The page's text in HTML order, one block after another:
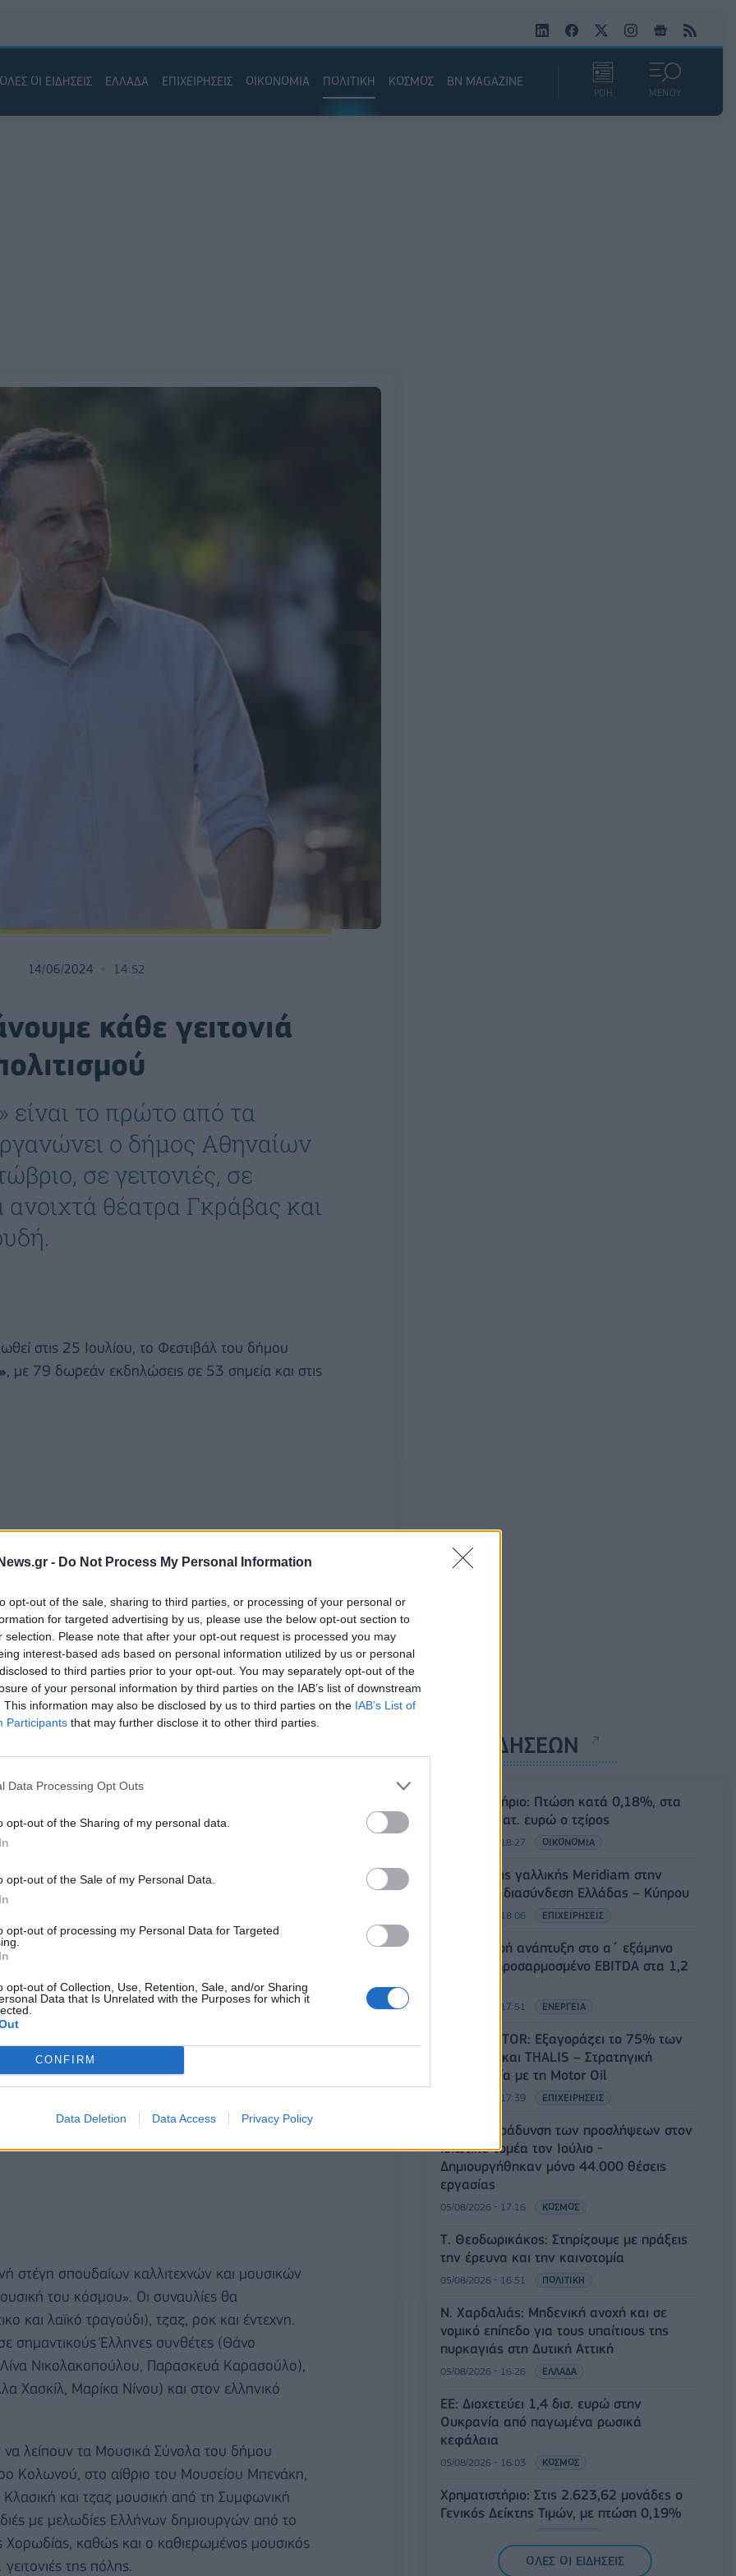
- Do Not Process My Personal Information
opt-out of the sale, sharing to third parties, or processing of your personal or
for targeted advertising by us, please use the below opt-out section to
selection. Please note that after your opt-out request is processed you may
interest-based ads based on personal information utilized by us or personal
to third parties prior to your opt-out. You may separately opt-out of the
of your personal information by third parties on the IAB’s list of downstream
This information may also be disclosed by us to third parties on the IAB’s List of
Participants that may further disclose it to other third parties.
Data Processing Opt Outs
opt-out of the Sharing of my personal data.
opt-out of the Sale of my Personal Data.
opt-out of processing my Personal Data for Targeted
opt-out of Collection, Use, Retention, Sale, and/or Sharing
Data that Is Unrelated with the Purposes for which it
CONFIRM
Data Deletion Data Access Privacy Policy
ΟΛΕΣ ΟΙ ΕΙΔΗΣΕΙΣ ΕΛΛΑΔΑ ΕΠΙΧΕΙΡΗΣΕΙΣ ΟΙΚΟΝΟΜΙΑ ΠΟΛΙΤΙΚΗ ΚΟΣΜΟΣ BN MAGAZINE
ΡΟΗ ΜΕΝΟΥ
14/06/2024 14:52
κάθε γειτονιά
είναι το πρώτο από τα
ο δήμος Αθηναίων
σε γειτονιές, σε
θέατρα Γκράβας και
στις 25 Ιουλίου, το Φεστιβάλ του δήμου
, με 79 δωρεάν εκδηλώσεις σε 53 σημεία και στις
από τα τέσσερα Φεστιβάλ, που διοργανώνει ο
σε γειτονιές, σε πλατείες και σε πάρκα, στα
'Αλσος Γουδή. Το πρόγραμμα των εκδηλώσεων
και Νεολαίας Δήμου Αθηναίων (ΟΠΑΝΔΑ).
καλοκαιρινό πολιτιστικό πρόγραμμα του δήμου
μας είναι ο πολιτισμός να φτάσει σε κάθε άκρη
πολιτιστικούς χώρους και τα πάρκα. Να
δήλωσε ο δήμαρχος
πολιτισμού, αναδεικνύοντας το υπαίθριο
οι εκθεσιακοί χώροι μας να είναι ανοιχτοί για
διάδραση και τη συμμετοχή, να καλλιεργήσουμε
με τους πολίτες».
στέγη σπουδαίων καλλιτεχνών και μουσικών
του κόσμου». Οι συναυλίες θα
και λαϊκό τραγούδι), τζαζ, ροκ και έντεχνη.
σημαντικούς Έλληνες συνθέτες (Θάνο
Νικολακοπούλου, Παρασκευά Καρασούλο),
Χασκίλ, Μαρίκα Νίνου) και στον ελληνικό
να λείπουν τα Μουσικά Σύνολα του δήμου
Κολωνού, στο αίθριο του Μουσείου Μπενάκη,
Κλασική και τζαζ μουσική από τη Συμφωνική
με μελωδίες Ελλήνων δημιουργών από το
Χορωδίας, καθώς και ο καθιερωμένος μουσικός
της πόλης.
ΡΟΗ ΕΙΔΗΣΕΩΝ
Χρηματιστήριο: Πτώση κατά 0,18%, στα
315,71 εκατ. ευρώ ο τζίρος
05/08/2026 - 18:27 ΟΙΚΟΝΟΜΙΑ
Είσοδος της γαλλικής Meridiam στην
ηλεκτρική διασύνδεση Ελλάδας – Κύπρου
05/08/2026 - 18:06 ΕΠΙΧΕΙΡΗΣΕΙΣ
ΔΕΗ: Ισχυρή ανάπτυξη στο α΄ εξάμηνο
2026 με προσαρμοσμένο EBITDA στα 1,2
05/08/2026 - 17:51 ΕΝΕΡΓΕΙΑ
Όμιλος AKTOR: Εξαγοράζει το 75% των
ΗΛΕΚΤΩΡ και THALIS – Στρατηγική
συνεργασία με τη Motor Oil
05/08/2026 - 17:39 ΕΠΙΧΕΙΡΗΣΕΙΣ
ΗΠΑ: Επιβράδυνση των προσλήψεων στον
ιδιωτικό τομέα τον Ιούλιο -
Δημιουργήθηκαν μόνο 44.000 θέσεις
εργασίας
05/08/2026 - 17:16 ΚΟΣΜΟΣ
Τ. Θεοδωρικάκος: Στηρίζουμε με πράξεις
την έρευνα και την καινοτομία
05/08/2026 - 16:51 ΠΟΛΙΤΙΚΗ
Ν. Χαρδαλιάς: Μηδενική ανοχή και σε
νομικό επίπεδο για τους υπαίτιους της
πυρκαγιάς στη Δυτική Αττική
05/08/2026 - 16:26 ΕΛΛΑΔΑ
ΕΕ: Διοχετεύει 1,4 δισ. ευρώ στην
Ουκρανία από παγωμένα ρωσικά
κεφάλαια
05/08/2026 - 16:03 ΚΟΣΜΟΣ
Χρηματιστήριο: Στις 2.623,62 μονάδες ο
Γενικός Δείκτης Τιμών, με πτώση 0,19%
Συνάλλαγμα: Το ευρώ ενισχύεται κατά
ΟΛΕΣ ΟΙ ΕΙΔΗΣΕΙΣ